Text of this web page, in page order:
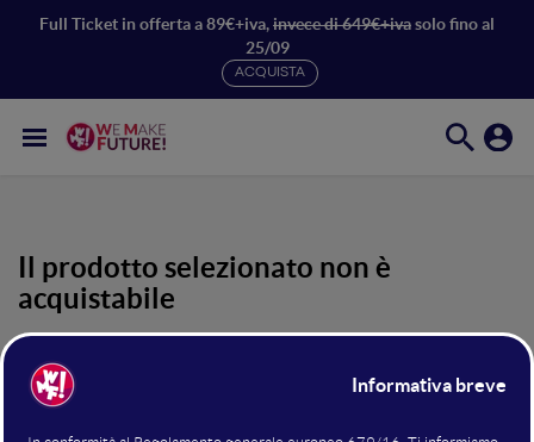
Full Ticket in offerta a 89€+iva,invece di 649€+ivasolo fino al
25/09
ACQUISTA
Il prodotto selezionato non è
acquistabile
accedere ai contenuti riservati agli iscritti oppure scegli
uno dei prodotti in vendita di seguito.